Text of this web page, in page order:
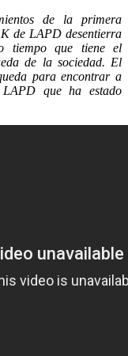
de la primera
de LAPD desentierra
tiempo que tiene el
de la sociedad. El
para encontrar a
que ha estado